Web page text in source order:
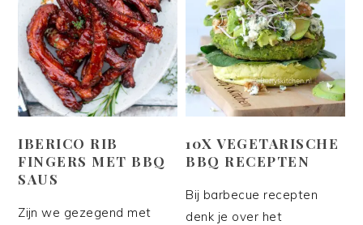
IBERICO RIB
FINGERS MET BBQ
SAUS
Zijn we gezegend met
10X VEGETARISCHE
BBQ RECEPTEN
Bij barbecue recepten
denk je over het